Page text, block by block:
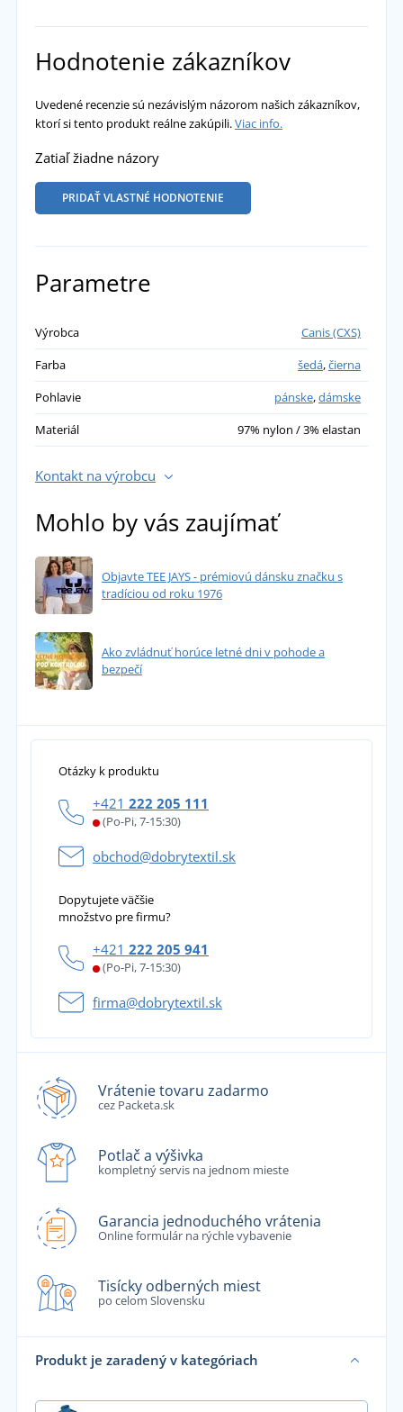
Hodnotenie zákazníkov
Uvedené recenzie sú nezávislým názorom našich zákazníkov,
ktorí si tento produkt reálne zakúpili.Viac info.
Zatiaľ žiadne názory
PRIDAŤ VLASTNÉ HODNOTENIE
Parametre
Výrobca
Canis (CXS)
Farba
šedá,čierna
Pohlavie
pánske,dámske
Materiál
97% nylon / 3% elastan
Kontakt na výrobcu
Mohlo by vás zaujímať
Objavte TEE JAYS - prémiovú dánsku značku s
tradíciou od roku 1976
Ako zvládnuť horúce letné dni v pohode a
bezpečí
Otázky k produktu
+421 222 205 111
(Po-Pi, 7-15:30)
obchod@dobrytextil.sk
Dopytujete väčšie
množstvo pre firmu?
+421 222 205 941
(Po-Pi, 7-15:30)
firma@dobrytextil.sk
Vrátenie tovaru zadarmo
cez Packeta.sk
Potlač a výšivka
kompletný servis na jednom mieste
Garancia jednoduchého vrátenia
Online formulár na rýchle vybavenie
Tisícky odberných miest
po celom Slovensku
Produkt je zaradený v kategóriach